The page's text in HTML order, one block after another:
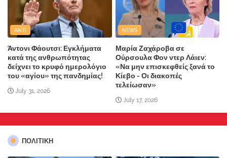
ANTI
Άντονι Φάουτσι: Εγκλήματα
κατά της ανθρωπότητας
δείχνει το κρυφό ημερολόγιο
του «αγίου» της πανδημίας!
July 31, 2026
NEWS
Μαρία Ζαχάροβα σε
Ούρσουλα Φον ντερ Λάιεν:
«Να μην επισκεφθείς ξανά το
Κίεβο - Οι διακοπές
τελείωσαν»
July 17, 2026
ΠΟΛΙΤΙΚΗ